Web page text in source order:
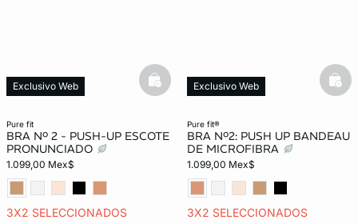
pure fit
BRA Nº 2 - PUSH-UP ESCOTE
PRONUNCIADO
1.099,00 Mex$
3X2 SELECCIONADOS
Exclusivo Web basketfull
pure fit®
BRA Nº2: PUSH UP BANDEAU
DE MICROFIBRA
1.099,00 Mex$
3X2 SELECCIONADOS
Exclusivo Web